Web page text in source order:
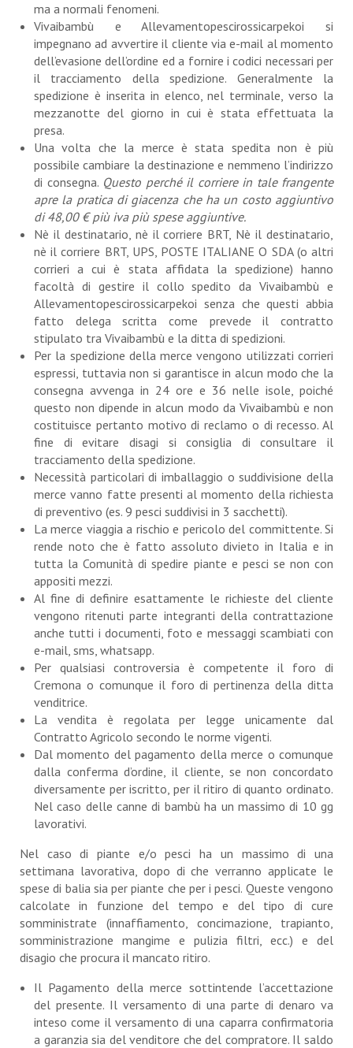
ma a normali fenomeni.
Vivaibambù e Allevamentopescirossicarpekoi si
impegnano ad avvertire il cliente via e-mail al momento
dell’evasione dell’ordine ed a fornire i codici necessari per
il tracciamento della spedizione. Generalmente la
spedizione è inserita in elenco, nel terminale, verso la
mezzanotte del giorno in cui è stata effettuata la
presa.
Una volta che la merce è stata spedita non è più
possibile cambiare la destinazione e nemmeno l’indirizzo
di consegna. Questo perché il corriere in tale frangente
apre la pratica di giacenza che ha un costo aggiuntivo
di 48,00 € più iva più spese aggiuntive.
Nè il destinatario, nè il corriere BRT, Nè il destinatario,
nè il corriere BRT, UPS, POSTE ITALIANE O SDA (o altri
corrieri a cui è stata affidata la spedizione) hanno
facoltà di gestire il collo spedito da Vivaibambù e
Allevamentopescirossicarpekoi senza che questi abbia
fatto delega scritta come prevede il contratto
stipulato tra Vivaibambù e la ditta di spedizioni.
Per la spedizione della merce vengono utilizzati corrieri
espressi, tuttavia non si garantisce in alcun modo che la
consegna avvenga in 24 ore e 36 nelle isole, poiché
questo non dipende in alcun modo da Vivaibambù e non
costituisce pertanto motivo di reclamo o di recesso. Al
fine di evitare disagi si consiglia di consultare il
tracciamento della spedizione.
Necessità particolari di imballaggio o suddivisione della
merce vanno fatte presenti al momento della richiesta
di preventivo (es. 9 pesci suddivisi in 3 sacchetti).
La merce viaggia a rischio e pericolo del committente. Si
rende noto che è fatto assoluto divieto in Italia e in
tutta la Comunità di spedire piante e pesci se non con
appositi mezzi.
Al fine di definire esattamente le richieste del cliente
vengono ritenuti parte integranti della contrattazione
anche tutti i documenti, foto e messaggi scambiati con
e-mail, sms, whatsapp.
Per qualsiasi controversia è competente il foro di
Cremona o comunque il foro di pertinenza della ditta
venditrice.
La vendita è regolata per legge unicamente dal
Contratto Agricolo secondo le norme vigenti.
Dal momento del pagamento della merce o comunque
dalla conferma d’ordine, il cliente, se non concordato
diversamente per iscritto, per il ritiro di quanto ordinato.
Nel caso delle canne di bambù ha un massimo di 10 gg
lavorativi.
Nel caso di piante e/o pesci ha un massimo di una
settimana lavorativa, dopo di che verranno applicate le
spese di balia sia per piante che per i pesci. Queste vengono
calcolate in funzione del tempo e del tipo di cure
somministrate (innaffiamento, concimazione, trapianto,
somministrazione mangime e pulizia filtri, ecc.) e del
disagio che procura il mancato ritiro.
Il Pagamento della merce sottintende l’accettazione
del presente. Il versamento di una parte di denaro va
inteso come il versamento di una caparra confirmatoria
a garanzia sia del venditore che del compratore. Il saldo